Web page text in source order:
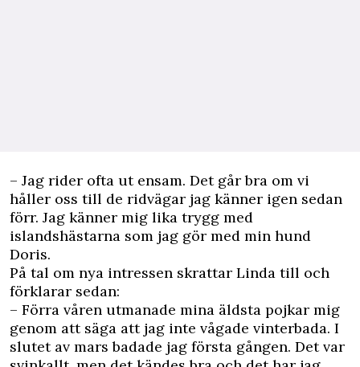
– Jag rider ofta ut ensam. Det går bra om vi
håller oss till de ridvägar jag känner igen sedan
förr. Jag känner mig lika trygg med
islandshästarna som jag gör med min hund
Doris.
På tal om nya intressen skrattar Linda till och
förklarar sedan:
– Förra våren utmanade mina äldsta pojkar mig
genom att säga att jag inte vågade vinterbada. I
slutet av mars badade jag första gången. Det var